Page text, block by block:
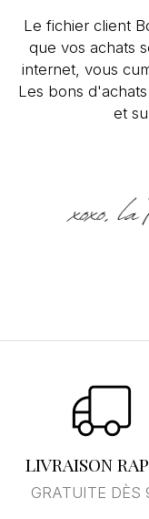
Le fichier client
que vos achats
internet, vous
Les bons
et
LIVRAISON
GRATUITE DÈS
Vous devez être
produits dans